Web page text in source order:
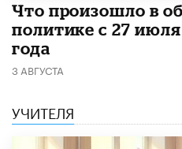
​Что произошло в
политике с 27 июля
года
3 АВГУСТА
УЧИТЕЛЯ